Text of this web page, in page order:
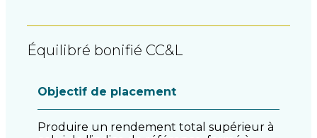
Équilibré bonifié CC&L
Objectif de placement
Produire un rendement total supérieur à